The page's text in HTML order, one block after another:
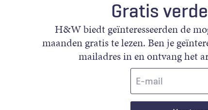
Gratis
H&W biedt geïnteresseerden de
maanden gratis te lezen. Ben je
mailadres in en ontvang het